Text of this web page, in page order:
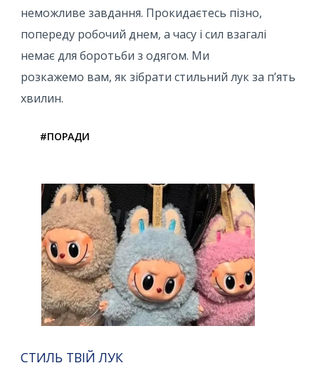
неможливе завдання. Прокидаєтесь пізно,
попереду робочий днем, а часу і сил взагалі
немає для боротьби з одягом. Ми
розкажемо вам, як зібрати стильний лук за п’ять
хвилин.
#ПОРАДИ
СТИЛЬ ТВІЙ ЛУК